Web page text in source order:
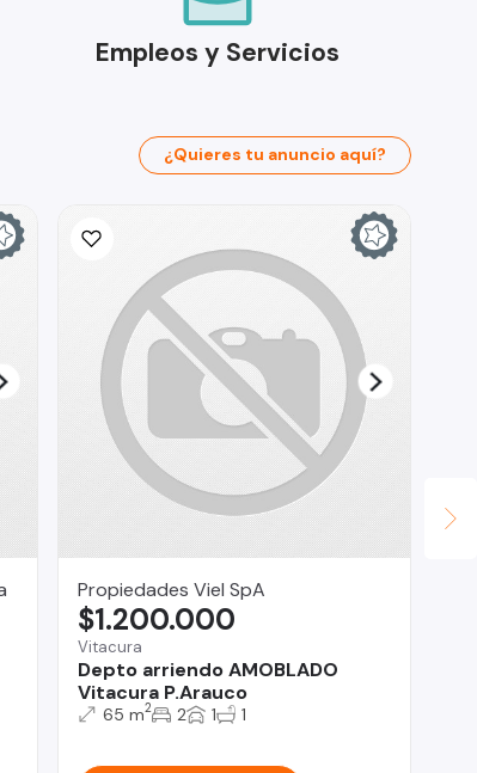
Empleos y Servicios
¿Quieres tu anuncio aquí?
Propiedades Viel SpA
Vitacura
Depto arriendo AMOBLADO
Vitacura P.Arauco
$1.200.000
65 m2 2 1 1